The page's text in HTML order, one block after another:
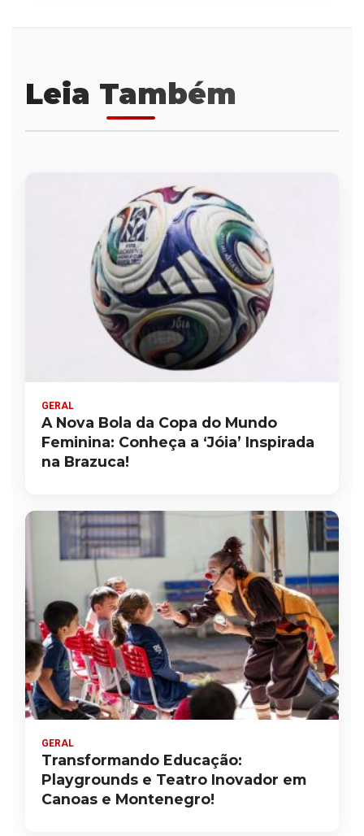
Leia Também
GERAL
A Nova Bola da Copa do Mundo
Feminina: Conheça a ‘Jóia’ Inspirada
na Brazuca!
GERAL
Transformando Educação:
Playgrounds e Teatro Inovador em
Canoas e Montenegro!